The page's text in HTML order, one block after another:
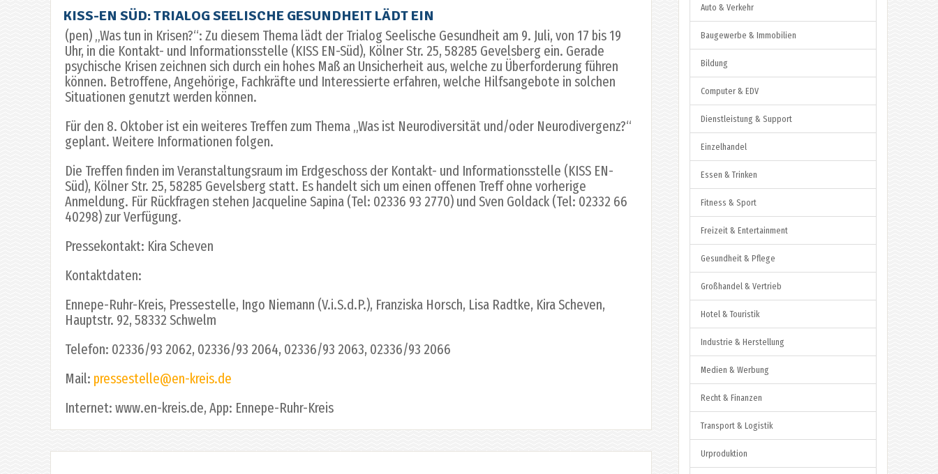
KISS-EN SÜD: TRIALOG SEELISCHE GESUNDHEIT LÄDT EIN
(pen) „Was tun in Krisen?“: Zu diesem Thema lädt der Trialog Seelische Gesundheit am 9. Juli, von 17 bis 19
Uhr, in die Kontakt- und Informationsstelle (KISS EN-Süd), Kölner Str. 25, 58285 Gevelsberg ein. Gerade
psychische Krisen zeichnen sich durch ein hohes Maß an Unsicherheit aus, welche zu Überforderung führen
können. Betroffene, Angehörige, Fachkräfte und Interessierte erfahren, welche Hilfsangebote in solchen
Situationen genutzt werden können.
Für den 8. Oktober ist ein weiteres Treffen zum Thema „Was ist Neurodiversität und/oder Neurodivergenz?“
geplant. Weitere Informationen folgen.
Die Treffen finden im Veranstaltungsraum im Erdgeschoss der Kontakt- und Informationsstelle (KISS EN-
Süd), Kölner Str. 25, 58285 Gevelsberg statt. Es handelt sich um einen offenen Treff ohne vorherige
Anmeldung. Für Rückfragen stehen Jacqueline Sapina (Tel: 02336 93 2770) und Sven Goldack (Tel: 02332 66
40298) zur Verfügung.
Pressekontakt: Kira Scheven
Kontaktdaten:
Ennepe-Ruhr-Kreis, Pressestelle, Ingo Niemann (V.i.S.d.P.), Franziska Horsch, Lisa Radtke, Kira Scheven,
Hauptstr. 92, 58332 Schwelm
Telefon: 02336/93 2062, 02336/93 2064, 02336/93 2063, 02336/93 2066
Mail: pressestelle@en-kreis.de
Internet: www.en-kreis.de, App: Ennepe-Ruhr-Kreis
Auto & Verkehr
Baugewerbe & Immobilien
Bildung
Computer & EDV
Dienstleistung & Support
Einzelhandel
Essen & Trinken
Fitness & Sport
Freizeit & Entertainment
Gesundheit & Pflege
Großhandel & Vertrieb
Hotel & Touristik
Industrie & Herstellung
Medien & Werbung
Recht & Finanzen
Transport & Logistik
Urproduktion